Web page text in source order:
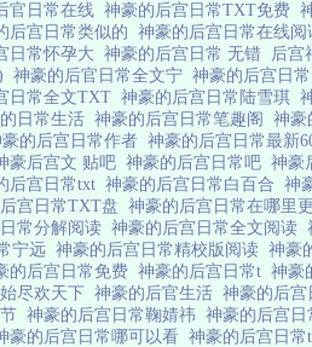
官日常在线 神豪的后宫日常TXT免费
后宫日常类似的 神豪的后宫日常在线阅
日常怀孕大 神豪的后宫日常 无错 后宫
神豪的后官日常全文宁 神豪的后宫日
日常全文TXT 神豪的后宫日常陆雪琪
日常生活 神豪的后宫日常笔趣阁 神豪
的后宫日常作者 神豪的后宫日常最新
豪后宫文 贴吧 神豪的后宫日常吧 神豪
后宫日常txt 神豪的后宫日常白百合 神
宫日常TXT盘 神豪的后宫日常在哪里
常分解阅读 神豪的后宫日常全文阅读
宁远 神豪的后宫日常精校版阅读 神豪
的后宫日常免费 神豪的后宫日常t 神豪
尽欢天下 神豪的后官生活 神豪的后宫
神豪的后宫日常鞠婧祎 神豪的后宫日
豪的后宫日常哪可以看 神豪的后宫日